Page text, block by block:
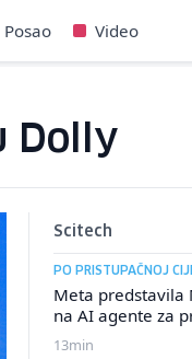
Posao Video
Dolly
Scitech
PO PRISTUPAČNOJ
Meta predstavila
na AI agente za
13min